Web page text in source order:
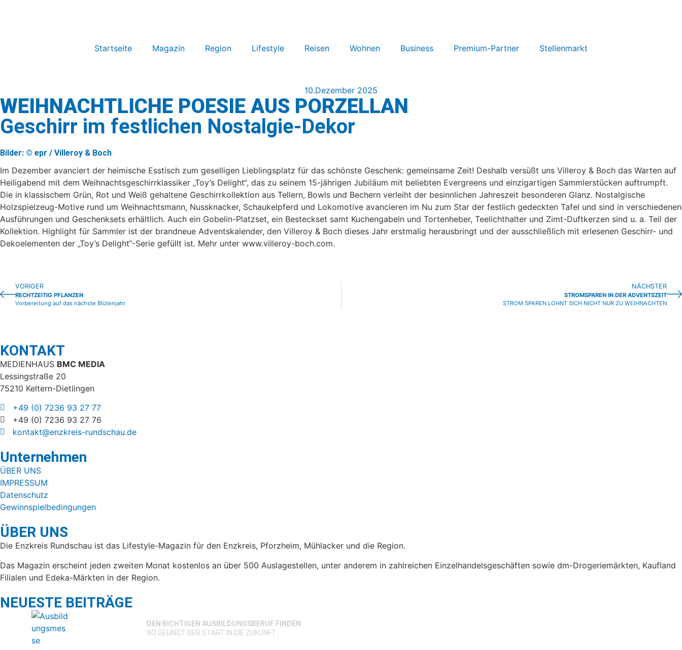
Startseite Magazin Region Lifestyle Reisen Wohnen Business Premium-Partner Stellenmarkt
10.Dezember 2025
WEIHNACHTLICHE POESIE AUS PORZELLAN
Geschirr im festlichen Nostalgie-Dekor
Bilder: © epr / Villeroy & Boch
Im Dezember avanciert der heimische Esstisch zum geselligen Lieblingsplatz für das schönste Geschenk: gemeinsame Zeit! Deshalb versüßt uns Villeroy & Boch das Warten auf
Heiligabend mit dem Weihnachtsgeschirrklassiker „Toy’s Delight“, das zu seinem 15-jährigen Jubiläum mit beliebten Evergreens und einzigartigen Sammlerstücken auftrumpft.
Die in klassischem Grün, Rot und Weiß gehaltene Geschirrkollektion aus Tellern, Bowls und Bechern verleiht der besinnlichen Jahreszeit besonderen Glanz. Nostalgische
Holzspielzeug-Motive rund um Weihnachtsmann, Nussknacker, Schaukelpferd und Lokomotive avancieren im Nu zum Star der festlich gedeckten Tafel und sind in verschiedenen
Ausführungen und Geschenksets erhältlich. Auch ein Gobelin-Platzset, ein Besteckset samt Kuchengabeln und Tortenheber, Teelichthalter und Zimt-Duftkerzen sind u. a. Teil der
Kollektion. Highlight für Sammler ist der brandneue Adventskalender, den Villeroy & Boch dieses Jahr erstmalig herausbringt und der ausschließlich mit erlesenen Geschirr- und
Dekoelementen der „Toy’s Delight“-Serie gefüllt ist. Mehr unter www.villeroy-boch.com.
VORIGER
RECHTZEITIG PFLANZEN
Vorbereitung auf das nächste Blütenjahr
NÄCHSTER
STROMSPAREN IN DER ADVENTSZEIT
STROM SPAREN LOHNT SICH NICHT NUR ZU WEIHNACHTEN
KONTAKT
MEDIENHAUS BMC MEDIA
Lessingstraße 20
75210 Keltern-Dietlingen
+49 (0) 7236 93 27 77
+49 (0) 7236 93 27 76
kontakt@enzkreis-rundschau.de
Unternehmen
ÜBER UNS
IMPRESSUM
Datenschutz
Gewinnspielbedingungen
ÜBER UNS
Die Enzkreis Rundschau ist das Lifestyle-Magazin für den Enzkreis, Pforzheim, Mühlacker und die Region.
Das Magazin erscheint jeden zweiten Monat kostenlos an über 500 Auslagestellen, unter anderem in zahlreichen Einzelhandelsgeschäften sowie dm-Drogeriemärkten, Kaufland
Filialen und Edeka-Märkten in der Region.
NEUESTE BEITRÄGE
DEN RICHTIGEN AUSBILDUNGSBERUF FINDEN
SO GELINGT DER START IN DIE ZUKUNFT